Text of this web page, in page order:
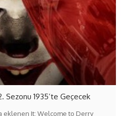
Sezonu 1935’te Geçecek
eklenen It: Welcome to Derry